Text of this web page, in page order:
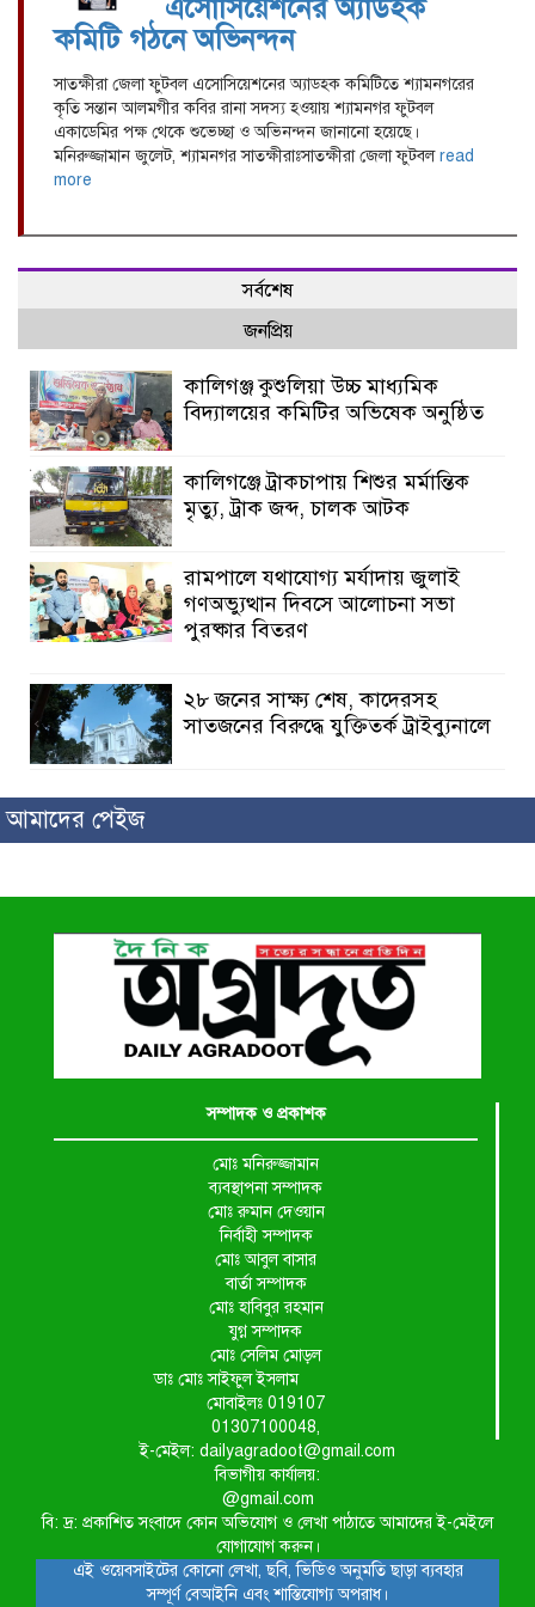
এসোসিয়েশনের অ্যাডহক
কমিটি গঠনে অভিনন্দন
সাতক্ষীরা জেলা ফুটবল এসোসিয়েশনের অ্যাডহক কমিটিতে শ্যামনগরের
কৃতি সন্তান আলমগীর কবির রানা সদস্য হওয়ায় শ্যামনগর ফুটবল
একাডেমির পক্ষ থেকে শুভেচ্ছা ও অভিনন্দন জানানো হয়েছে।
মনিরুজ্জামান জুলেট, শ্যামনগর সাতক্ষীরাঃসাতক্ষীরা জেলা ফুটবলread
more
সর্বশেষ
জনপ্রিয়
কালিগঞ্জ কুশুলিয়া উচ্চ মাধ্যমিক
বিদ্যালয়ের কমিটির অভিষেক অনুষ্ঠিত
কালিগঞ্জে ট্রাকচাপায় শিশুর মর্মান্তিক
মৃত্যু, ট্রাক জব্দ, চালক আটক
রামপালে যথাযোগ্য মর্যাদায় জুলাই
গণঅভ্যুত্থান দিবসে আলোচনা সভা
পুরষ্কার বিতরণ
২৮ জনের সাক্ষ্য শেষ, কাদেরসহ
সাতজনের বিরুদ্ধে যুক্তিতর্ক ট্রাইব্যুনালে
ইসলামের সবচেয়ে বেশি ক্ষতি করেছে
পাঁচ মাসে সরকারের দোষ দিচ্ছেন,
করলেন না কেন: শহীদ জিসানের বাবার
ক্ষোভ
কালিগঞ্জে নিখোঁজ জেলের মরদেহ
অবশেষে মিলল ইছামতী নদীতে
শ্রীউলা ইউনিয়ন বিএনপির ২নং
ওয়ার্ডের উদ্যোগে কর্মী সম্মেলন অনুষ্ঠিত
শ্যামনগরে জলবায়ু সহনশীল জনগোষ্ঠী
গঠনে প্রকল্পের অংশগ্রহণমূলক শিখন ও
অভিজ্ঞতা বিনিময় সভা
শ্যামনগরে বনবিভাগ ও সিএমসির
সাথে জেলেদের মতবিনিময় সভা
আমাদের পেইজ
সম্পাদক ও প্রকাশক
মোঃ মনিরুজ্জামান
ব্যবস্থাপনা সম্পাদক
মোঃ রুমান দেওয়ান
নির্বাহী সম্পাদক
মোঃ আবুল বাসার
বার্তা সম্পাদক
মোঃ হাবিবুর রহমান
যুগ্ন সম্পাদক
মোঃ সেলিম মোড়ল
ডাঃ মোঃ সাইফুল ইসলাম
মোবাইলঃ 019107
01307100048,
ই-মেইল: dailyagradoot@gmail.com
বিভাগীয় কার্যালয়:
@gmail.com
বি: দ্র: প্রকাশিত সংবাদে কোন অভিযোগ ও লেখা পাঠাতে আমাদের ই-মেইলে
যোগাযোগ করুন।
এই ওয়েবসাইটের কোনো লেখা, ছবি, ভিডিও অনুমতি ছাড়া ব্যবহার
সম্পূর্ণ বেআইনি এবং শাস্তিযোগ্য অপরাধ।